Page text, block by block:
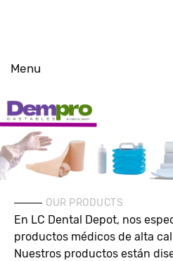
Menu
OUR PRODUCTS
En LC Dental Depot, nos
productos médicos de alta
Nuestros productos están